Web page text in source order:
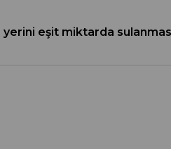
eşit miktarda